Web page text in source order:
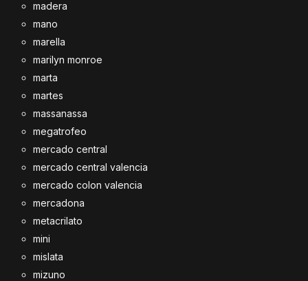
madera
mano
marella
marilyn monroe
marta
martes
massanassa
megatrofeo
mercado central
mercado central valencia
mercado colon valencia
mercadona
metacrilato
mini
mislata
mizuno